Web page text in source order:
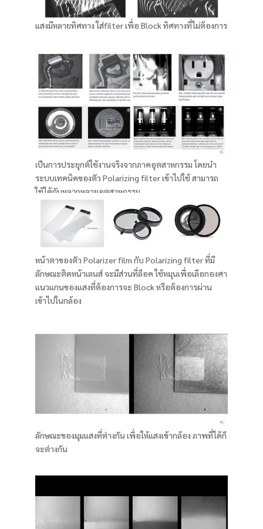
แสงมีหลายทิศทาง ใส่filter เพื่อ Block ทิศทางที่ไม่ต้องการ
เป็นการประยุกต์ใช้งานจริงจากภาคอุตสาหกรรม โดยนำ
ระบบเทคนิคของตัว Polarizing filter เข้าไปใช้ สามารถ
ใช้ได้กับหลากหลายอุตสาหกรรม
หน้าตาของตัว Polarizer film กับ Polarizing filter ที่มี
ลักษณะติดหน้าเลนส์ จะมีส่วนที่ล็อค ใช้หมุนเพื่อเลือกองศา
แนวแกนของแสงที่ต้องการจะ Block หรือต้องการผ่าน
เข้าไปในกล้อง
ลักษณะของมุมแสงที่ต่างกัน เพื่อให้แสงเข้ากล้อง ภาพที่ได้ก็
จะต่างกัน